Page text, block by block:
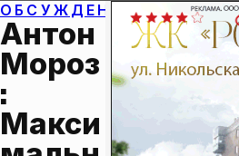
ОБСУЖДЕНИЕ:
Антон
Мороз
:
Макси